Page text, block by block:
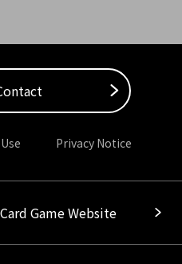
Privacy Notice
Game Website